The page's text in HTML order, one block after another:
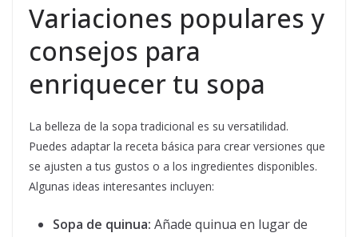
Variaciones populares y
consejos para
enriquecer tu sopa
La belleza de la sopa tradicional es su versatilidad.
Puedes adaptar la receta básica para crear versiones que
se ajusten a tus gustos o a los ingredientes disponibles.
Algunas ideas interesantes incluyen:
Sopa de quinua: Añade quinua en lugar de